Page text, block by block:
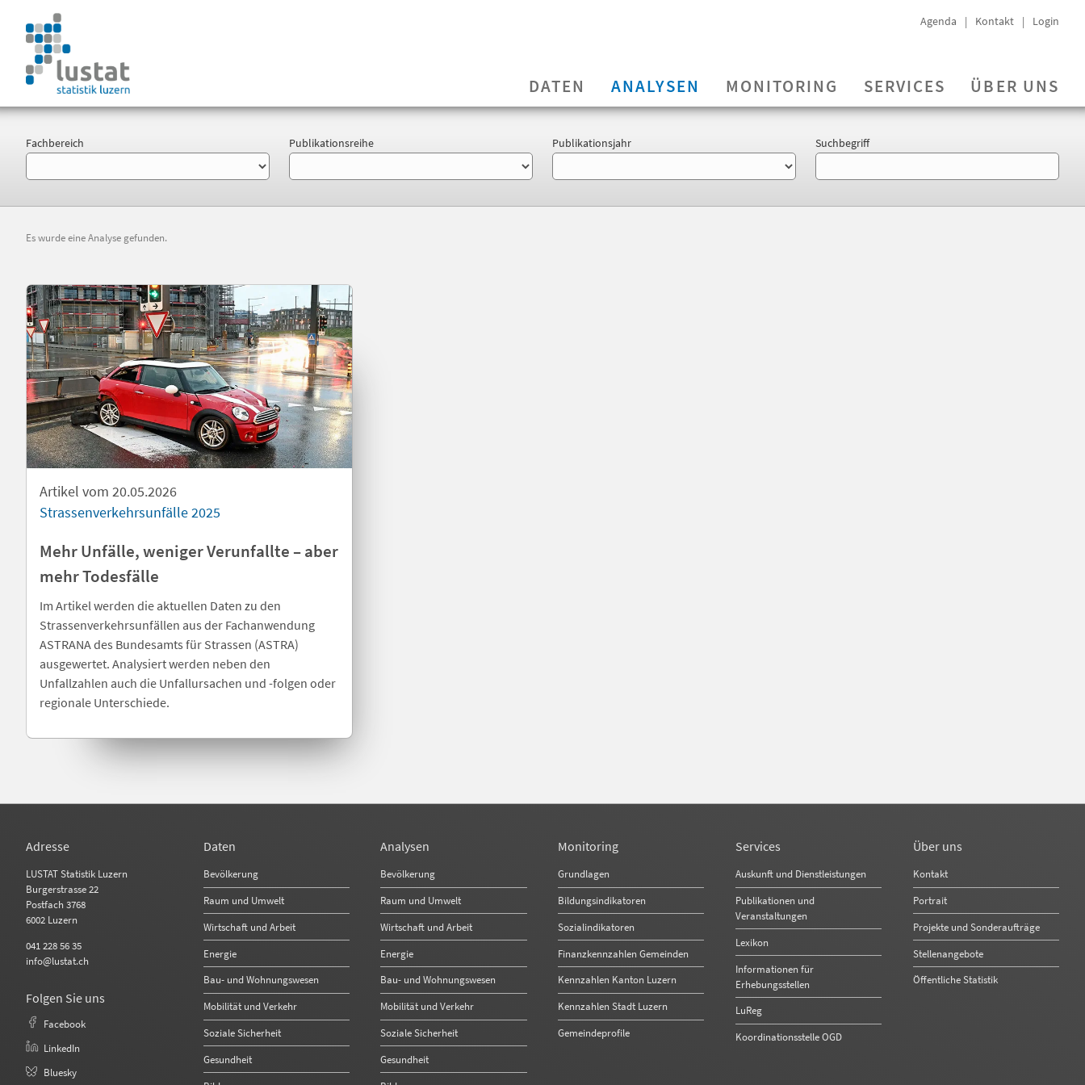
Agenda Kontakt Login
DATEN ANALYSEN MONITORING SERVICES ÜBER UNS
Fachbereich Publikationsreihe Publikationsjahr Suchbegriff
Es wurde eine Analyse gefunden.
Artikel vom 20.05.2026
Strassenverkehrsunfälle 2025
Mehr Unfälle, weniger Verunfallte – aber
mehr Todesfälle
Im Artikel werden die aktuellen Daten zu den
Strassenverkehrsunfällen aus der Fachanwendung
ASTRANA des Bundesamts für Strassen (ASTRA)
ausgewertet. Analysiert werden neben den
Unfallzahlen auch die Unfallursachen und -folgen oder
regionale Unterschiede.
Adresse
LUSTAT Statistik Luzern
Burgerstrasse 22
Postfach 3768
6002 Luzern
041 228 56 35
info@lustat.ch
Folgen Sie uns
Facebook
LinkedIn
Bluesky
Daten
Bevölkerung
Raum und Umwelt
Wirtschaft und Arbeit
Energie
Bau- und Wohnungswesen
Mobilität und Verkehr
Soziale Sicherheit
Gesundheit
Analysen
Bevölkerung
Raum und Umwelt
Wirtschaft und Arbeit
Energie
Bau- und Wohnungswesen
Mobilität und Verkehr
Soziale Sicherheit
Gesundheit
Monitoring
Grundlagen
Bildungsindikatoren
Sozialindikatoren
Finanzkennzahlen Gemeinden
Kennzahlen Kanton Luzern
Kennzahlen Stadt Luzern
Gemeindeprofile
Services
Auskunft und Dienstleistungen
Publikationen und
Veranstaltungen
Lexikon
Informationen für
Erhebungsstellen
LuReg
Koordinationsstelle OGD
Über uns
Kontakt
Portrait
Projekte und Sonderaufträge
Stellenangebote
Öffentliche Statistik